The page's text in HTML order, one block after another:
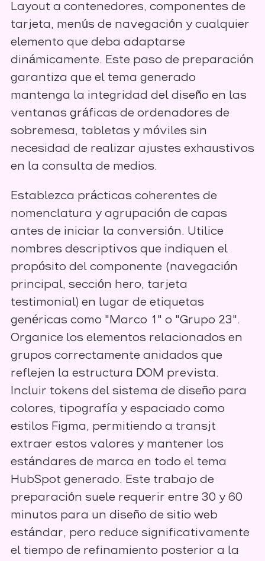
Layout a contenedores, componentes de
tarjeta, menús de navegación y cualquier
elemento que deba adaptarse
dinámicamente. Este paso de preparación
garantiza que el tema generado
mantenga la integridad del diseño en las
ventanas gráficas de ordenadores de
sobremesa, tabletas y móviles sin
necesidad de realizar ajustes exhaustivos
en la consulta de medios.
Establezca prácticas coherentes de
nomenclatura y agrupación de capas
antes de iniciar la conversión. Utilice
nombres descriptivos que indiquen el
propósito del componente (navegación
principal, sección hero, tarjeta
testimonial) en lugar de etiquetas
genéricas como "Marco 1" o "Grupo 23".
Organice los elementos relacionados en
grupos correctamente anidados que
reflejen la estructura DOM prevista.
Incluir tokens del sistema de diseño para
colores, tipografía y espaciado como
estilos Figma, permitiendo a transjt
extraer estos valores y mantener los
estándares de marca en todo el tema
HubSpot generado. Este trabajo de
preparación suele requerir entre 30 y 60
minutos para un diseño de sitio web
estándar, pero reduce significativamente
el tiempo de refinamiento posterior a la